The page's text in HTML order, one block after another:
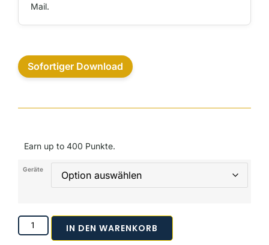
Mail.
Sofortiger Download
Earn up to 400 Punkte.
Geräte
IN DEN WARENKORB